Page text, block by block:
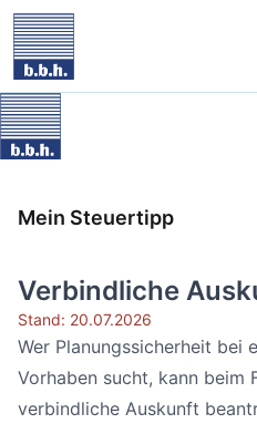
Mein Steuertipp
Verbindliche
Stand: 20.07.2026
Wer Planungssicherheit bei
Vorhaben sucht, kann beim
verbindliche Auskunft